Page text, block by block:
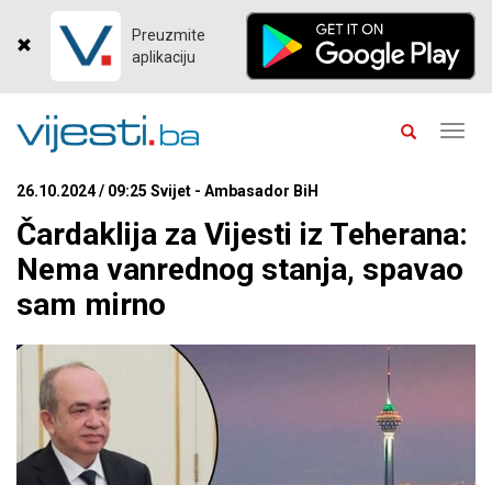
Preuzmite
aplikaciju
26.10.2024 / 09:25 Svijet - Ambasador BiH
Čardaklija za Vijesti iz Teherana:
Nema vanrednog stanja, spavao
sam mirno